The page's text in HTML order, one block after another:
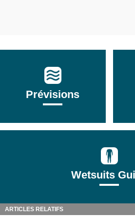
Prévisions
Wetsuits
ARTICLES RELATIFS